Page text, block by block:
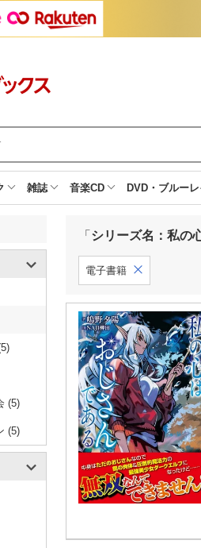
雑誌 音楽CD DVD・ブルーレ
(5)
(5)
「 シリーズ名：私の
電子書籍